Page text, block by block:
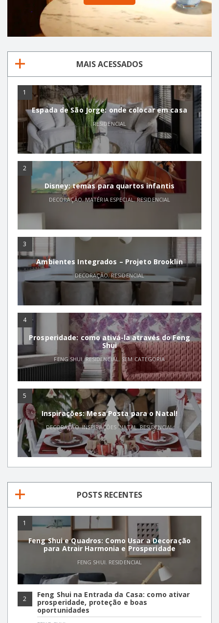
MAIS ACESSADOS
1
Espada de São Jorge: onde colocar em casa
RESIDENCIAL
2
Disney: temas para quartos infantis
DECORAÇÃO,MATÉRIA ESPECIAL,RESIDENCIAL
3
Ambientes Integrados – Projeto Brooklin
DECORAÇÃO,RESIDENCIAL
4
Prosperidade: como ativá-la através do Feng
Shui
FENG SHUI,RESIDENCIAL ,SEM CATEGORIA
5
Inspirações: Mesa Posta para o Natal!
DECORAÇÃO,INSPIRAÇÕES ,NATAL,RESIDENCIAL
POSTS RECENTES
1
Feng Shui e Quadros: Como Usar a Decoração
para Atrair Harmonia e Prosperidade
FENG SHUI, RESIDENCIAL
2
Feng Shui na Entrada da Casa: como ativar
prosperidade, proteção e boas
oportunidades